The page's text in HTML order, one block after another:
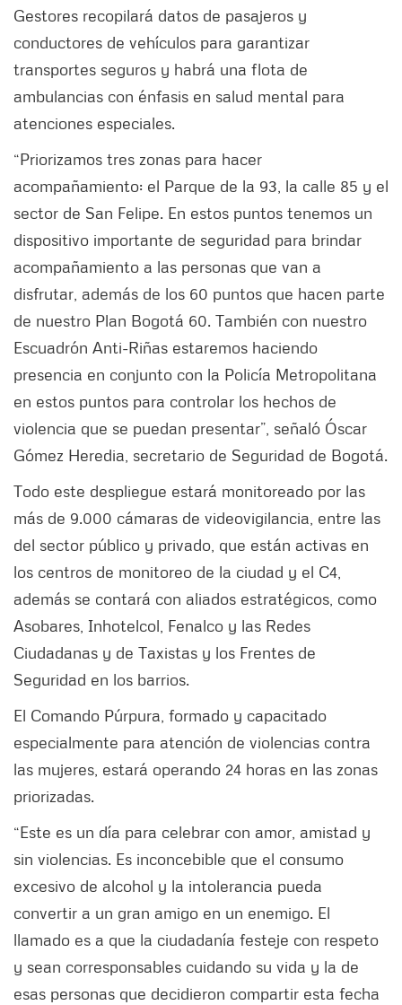
Gestores recopilará datos de pasajeros y
conductores de vehículos para garantizar
transportes seguros y habrá una flota de
ambulancias con énfasis en salud mental para
atenciones especiales.
“Priorizamos tres zonas para hacer
acompañamiento: el Parque de la 93, la calle 85 y el
sector de San Felipe. En estos puntos tenemos un
dispositivo importante de seguridad para brindar
acompañamiento a las personas que van a
disfrutar, además de los 60 puntos que hacen parte
de nuestro Plan Bogotá 60. También con nuestro
Escuadrón Anti-Riñas estaremos haciendo
presencia en conjunto con la Policía Metropolitana
en estos puntos para controlar los hechos de
violencia que se puedan presentar”, señaló Óscar
Gómez Heredia, secretario de Seguridad de Bogotá.
Todo este despliegue estará monitoreado por las
más de 9.000 cámaras de videovigilancia, entre las
del sector público y privado, que están activas en
los centros de monitoreo de la ciudad y el C4,
además se contará con aliados estratégicos, como
Asobares, Inhotelcol, Fenalco y las Redes
Ciudadanas y de Taxistas y los Frentes de
Seguridad en los barrios.
El Comando Púrpura, formado y capacitado
especialmente para atención de violencias contra
las mujeres, estará operando 24 horas en las zonas
priorizadas.
“Este es un día para celebrar con amor, amistad y
sin violencias. Es inconcebible que el consumo
excesivo de alcohol y la intolerancia pueda
convertir a un gran amigo en un enemigo. El
llamado es a que la ciudadanía festeje con respeto
y sean corresponsables cuidando su vida y la de
esas personas que decidieron compartir esta fecha